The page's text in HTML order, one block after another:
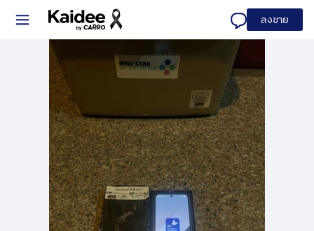
ลงขาย